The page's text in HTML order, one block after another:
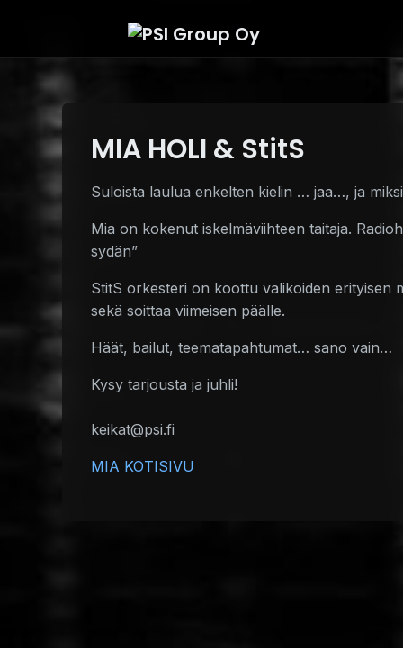
MIA HOLI & StitS
Suloista laulua enkelten kielin … jaa…, ja
Mia on kokenut iskelmäviihteen taitaja.
sydän”
StitS orkesteri on koottu valikoiden erityisen
sekä soittaa viimeisen päälle.
Häät, bailut, teematapahtumat… sano vain…
Kysy tarjousta ja juhli!
keikat@psi.fi
MIA KOTISIVU